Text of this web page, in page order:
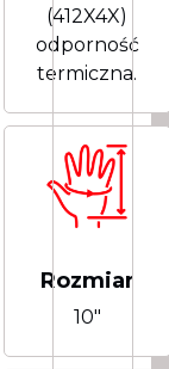
(412X4X)
odporność
termiczna.
Rozmiar
10"